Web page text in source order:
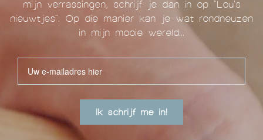
mijn verrassingen, schrijf je dan in op "Lou's
nieuwtjes". Op die manier kan je wat rondneuzen
in mijn mooie wereld...
Ik schrijf me in!